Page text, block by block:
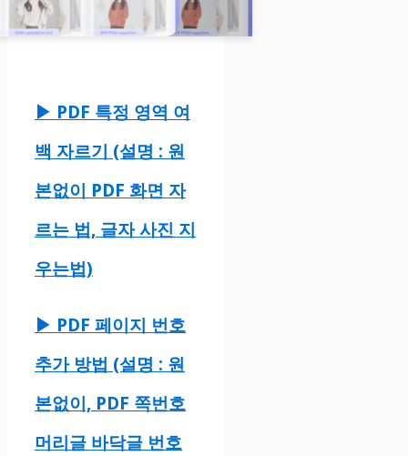
▶ PDF 특정 영역 여
백 자르기 (설명 : 원
본없이 PDF 화면 자
르는 법, 글자 사진 지
우는법)
▶ PDF 페이지 번호
추가 방법 (설명 : 원
본없이, PDF 쪽번호
머리글 바닥글 번호